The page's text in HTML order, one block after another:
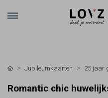
Jubileumkaarten 25 jaar
Romantic chic